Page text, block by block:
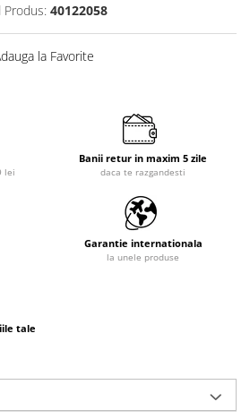
Produs: 40122058
la Favorite
lei
Banii retur in maxim 5 zile
daca te razgandesti
Garantie internationala
la unele produse
tale